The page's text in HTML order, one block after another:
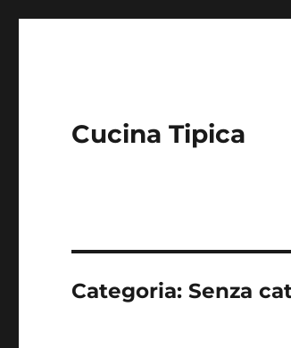
Cucina Tipica
Categoria:Senza